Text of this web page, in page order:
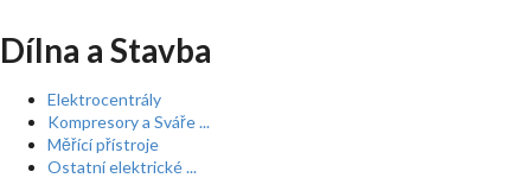
Dílna a Stavba
Elektrocentrály
Kompresory a Sváře ...
Měřící přístroje
Ostatní elektrické ...